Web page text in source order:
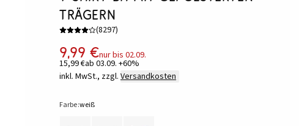
Trägern
(8297)
9,99 €nur bis 02.09.
15,99 €ab 03.09. +60%
inkl. MwSt., zzgl. Versandkosten
Farbe:weiß